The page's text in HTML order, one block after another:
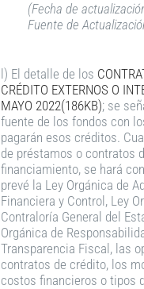
(Fecha de
Fuente de
l) El detalle de los
CRÉDITO EXTERNOS O
MAYO 2022(186KB); se
fuente de los fondos con
pagarán esos créditos.
de préstamos o contratos
financiamiento, se hará
prevé la Ley Orgánica de
Financiera y Control, Ley
Contraloría General del
Orgánica de
Transparencia Fiscal, las
contratos de crédito, los
costos financieros o tipos